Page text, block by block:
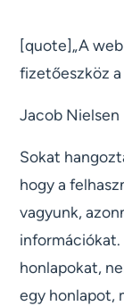
[quote]„A
fizetőeszköz a
Jacob
Sokat
hogy a
vagyunk,
honlapokat,
egy honlapot,